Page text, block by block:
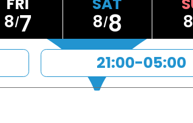
8 7 8 8 8
21:00-05:00